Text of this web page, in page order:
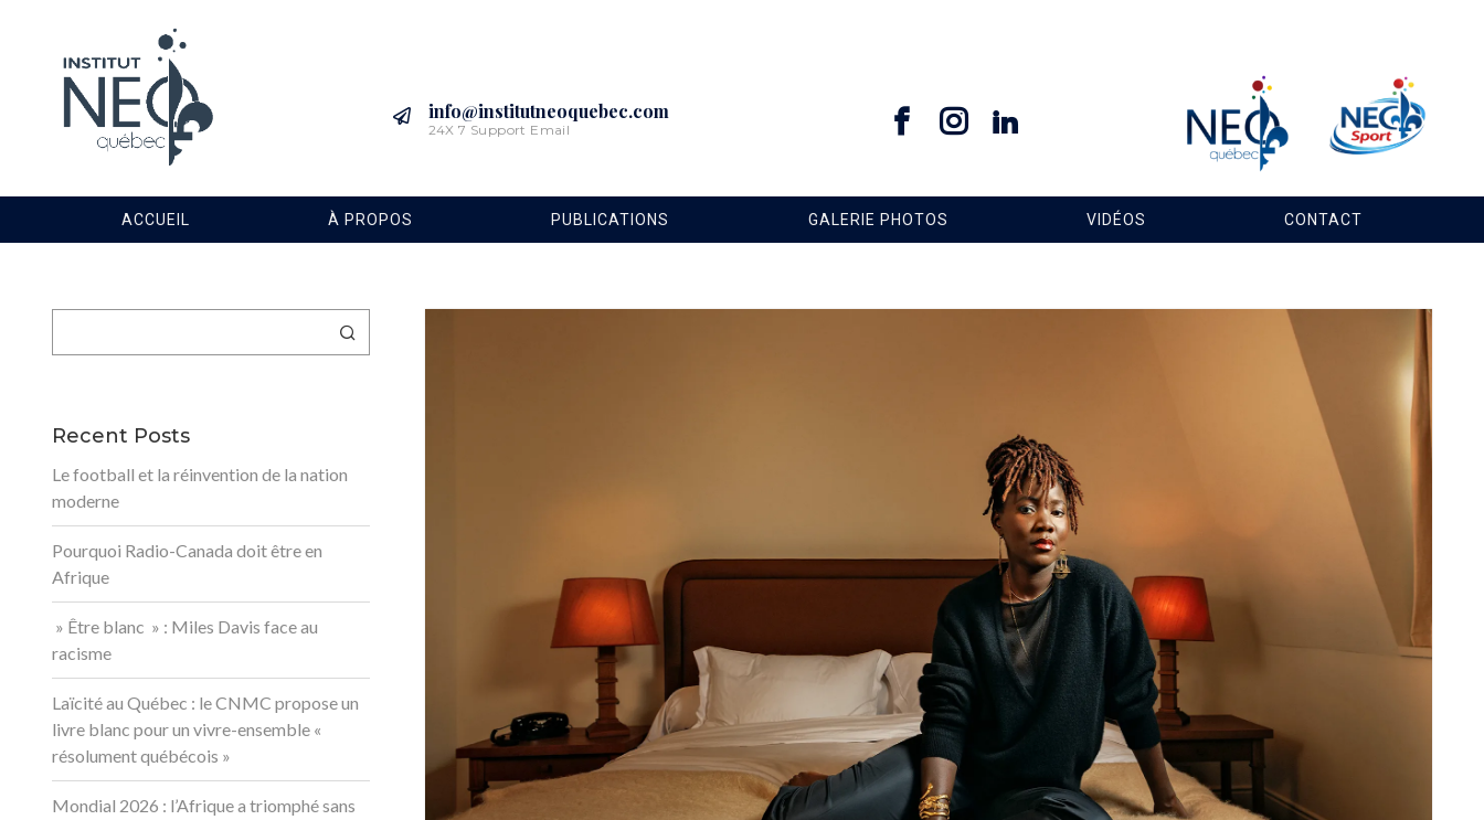
info@institutneoquebec.com
24X 7 Support Email
ACCUEIL À PROPOS PUBLICATIONS GALERIE PHOTOS VIDÉOS CONTACT
Recent Posts
Le football et la réinvention de la nation
moderne
Pourquoi Radio-Canada doit être en
Afrique
» Être blanc » : Miles Davis face au
racisme
Laïcité au Québec : le CNMC propose un
livre blanc pour un vivre-ensemble «
résolument québécois »
Mondial 2026 : l’Afrique a triomphé sans